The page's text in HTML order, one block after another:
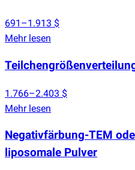
691–1.913 $
Mehr lesen
1.766–2.403 $
Mehr lesen
Negativfärbung-TEM
liposomale Pulver